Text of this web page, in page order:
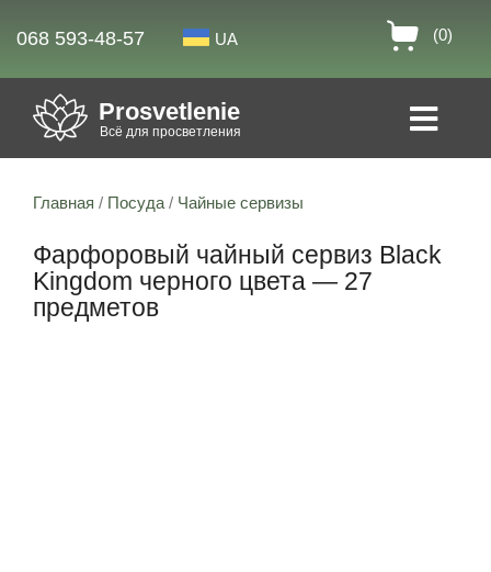
068 593-48-57 UA (0)
Prosvetlenie
Всё для просветления
Главная / Посуда / Чайные сервизы
Фарфоровый чайный сервиз Black
Kingdom черного цвета — 27
предметов